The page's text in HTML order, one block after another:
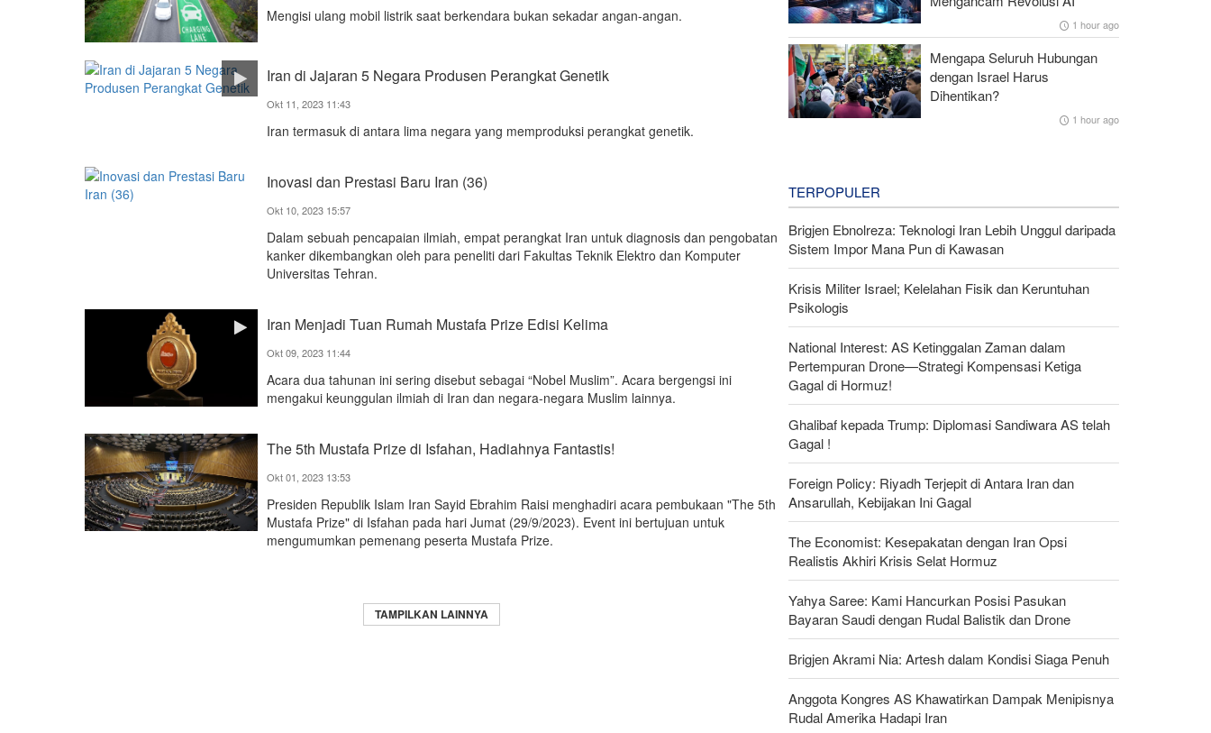
Mengisi ulang mobil listrik saat berkendara bukan sekadar angan-angan.
Iran di Jajaran 5 Negara Produsen Perangkat Genetik
Okt 11, 2023 11:43
Iran termasuk di antara lima negara yang memproduksi perangkat genetik.
Inovasi dan Prestasi Baru Iran (36)
Okt 10, 2023 15:57
Dalam sebuah pencapaian ilmiah, empat perangkat Iran untuk diagnosis dan pengobatan
kanker dikembangkan oleh para peneliti dari Fakultas Teknik Elektro dan Komputer
Universitas Tehran.
Iran Menjadi Tuan Rumah Mustafa Prize Edisi Kelima
Okt 09, 2023 11:44
Acara dua tahunan ini sering disebut sebagai “Nobel Muslim”. Acara bergengsi ini
mengakui keunggulan ilmiah di Iran dan negara-negara Muslim lainnya.
The 5th Mustafa Prize di Isfahan, Hadiahnya Fantastis!
Okt 01, 2023 13:53
Presiden Republik Islam Iran Sayid Ebrahim Raisi menghadiri acara pembukaan "The 5th
Mustafa Prize" di Isfahan pada hari Jumat (29/9/2023). Event ini bertujuan untuk
mengumumkan pemenang peserta Mustafa Prize.
TAMPILKAN LAINNYA
1 hour ago
Mengapa Seluruh Hubungan
dengan Israel Harus
Dihentikan?
1 hour ago
TERPOPULER
Brigjen Ebnolreza: Teknologi Iran Lebih Unggul daripada
Sistem Impor Mana Pun di Kawasan
Krisis Militer Israel; Kelelahan Fisik dan Keruntuhan
Psikologis
National Interest: AS Ketinggalan Zaman dalam
Pertempuran Drone—Strategi Kompensasi Ketiga
Gagal di Hormuz!
Ghalibaf kepada Trump: Diplomasi Sandiwara AS telah
Gagal !
Foreign Policy: Riyadh Terjepit di Antara Iran dan
Ansarullah, Kebijakan Ini Gagal
The Economist: Kesepakatan dengan Iran Opsi
Realistis Akhiri Krisis Selat Hormuz
Yahya Saree: Kami Hancurkan Posisi Pasukan
Bayaran Saudi dengan Rudal Balistik dan Drone
Brigjen Akrami Nia: Artesh dalam Kondisi Siaga Penuh
Anggota Kongres AS Khawatirkan Dampak Menipisnya
Rudal Amerika Hadapi Iran